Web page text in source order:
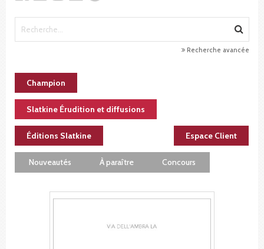
Recherche avancée
Champion
Slatkine Érudition et diffusions
Éditions Slatkine Espace Client
Nouveautés À paraître Concours